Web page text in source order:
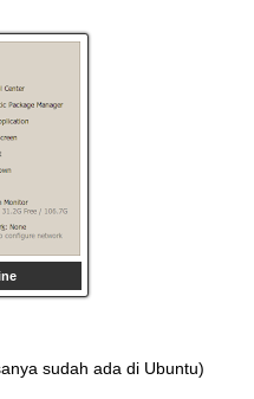
sudah ada di Ubuntu)